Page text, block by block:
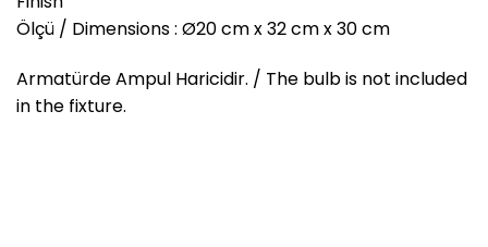
Ölçü / Dimensions : Ø20 cm x 32 cm x 30 cm
Armatürde Ampul Haricidir. / The bulb is not included
in the fixture.